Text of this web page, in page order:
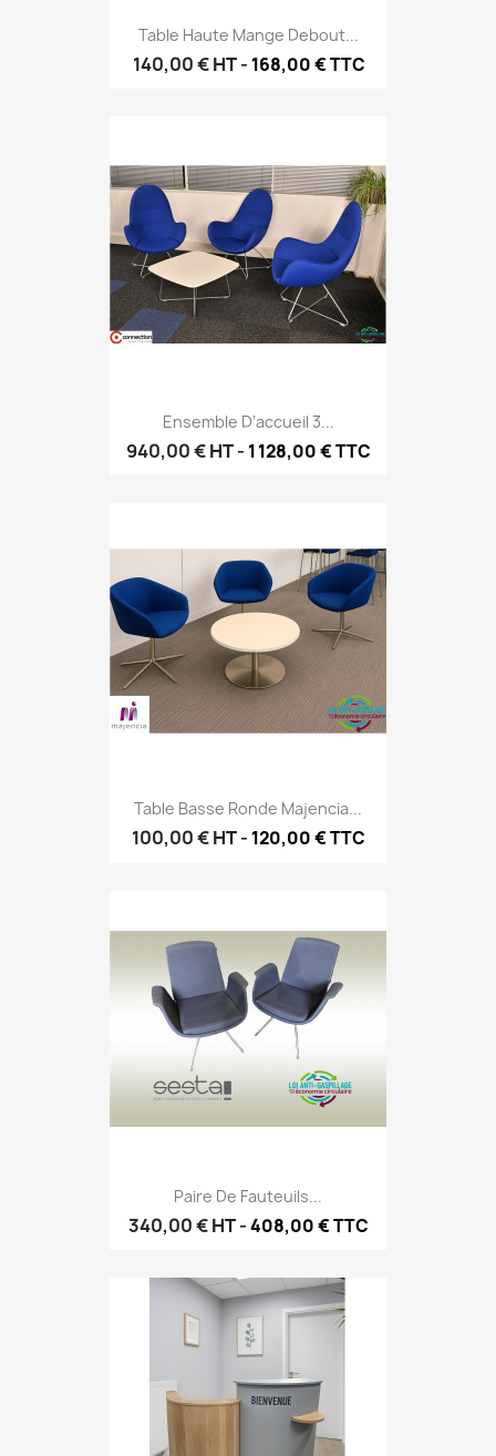
Table Haute Mange Debout...
140,00 €HT- 168,00 € TTC
Ensemble D’accueil 3...
940,00 €HT- 1 128,00 € TTC
Table Basse Ronde Majencia...
100,00 €HT- 120,00 € TTC
Paire De Fauteuils...
340,00 €HT-408,00 € TTC